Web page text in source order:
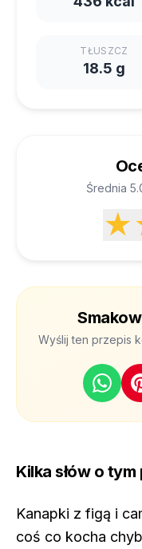
TŁUSZCZ
18.5 g
Średnia
★
Wyślij ten przepis
Kilka słów o
Kanapki z figą i
coś co kocha